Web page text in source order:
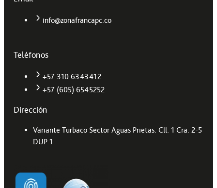
info@zonafrancapc.co
Teléfonos
+57 310 6343412
+57 (605) 6545252
Dirección
Variante Turbaco Sector Aguas Prietas. Cll. 1 Cra. 2-5
DUP 1